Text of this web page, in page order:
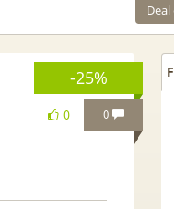
-25%
0
0